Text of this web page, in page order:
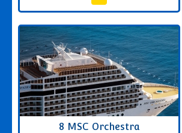
8 MSC Orchestra